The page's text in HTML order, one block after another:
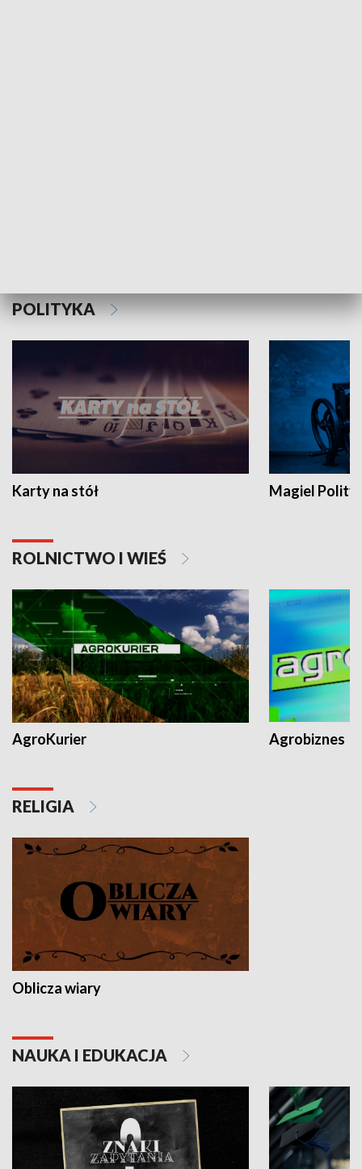
POLITYKA
Karty na stół Magiel
ROLNICTWO I WIEŚ
AgroKurier Agrobiznes
RELIGIA
Oblicza wiary
NAUKA I EDUKACJA